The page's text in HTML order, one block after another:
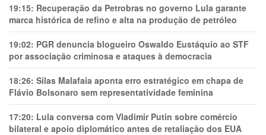
19:15: Recuperação da Petrobras no governo Lula garante
marca histórica de refino e alta na produção de petróleo
19:02: PGR denuncia blogueiro Oswaldo Eustáquio ao STF
por associação criminosa e ataques à democracia
18:26: Silas Malafaia aponta erro estratégico em chapa de
Flávio Bolsonaro sem representatividade feminina
17:20: Lula conversa com Vladimir Putin sobre comércio
bilateral e apoio diplomático antes de retaliação dos EUA